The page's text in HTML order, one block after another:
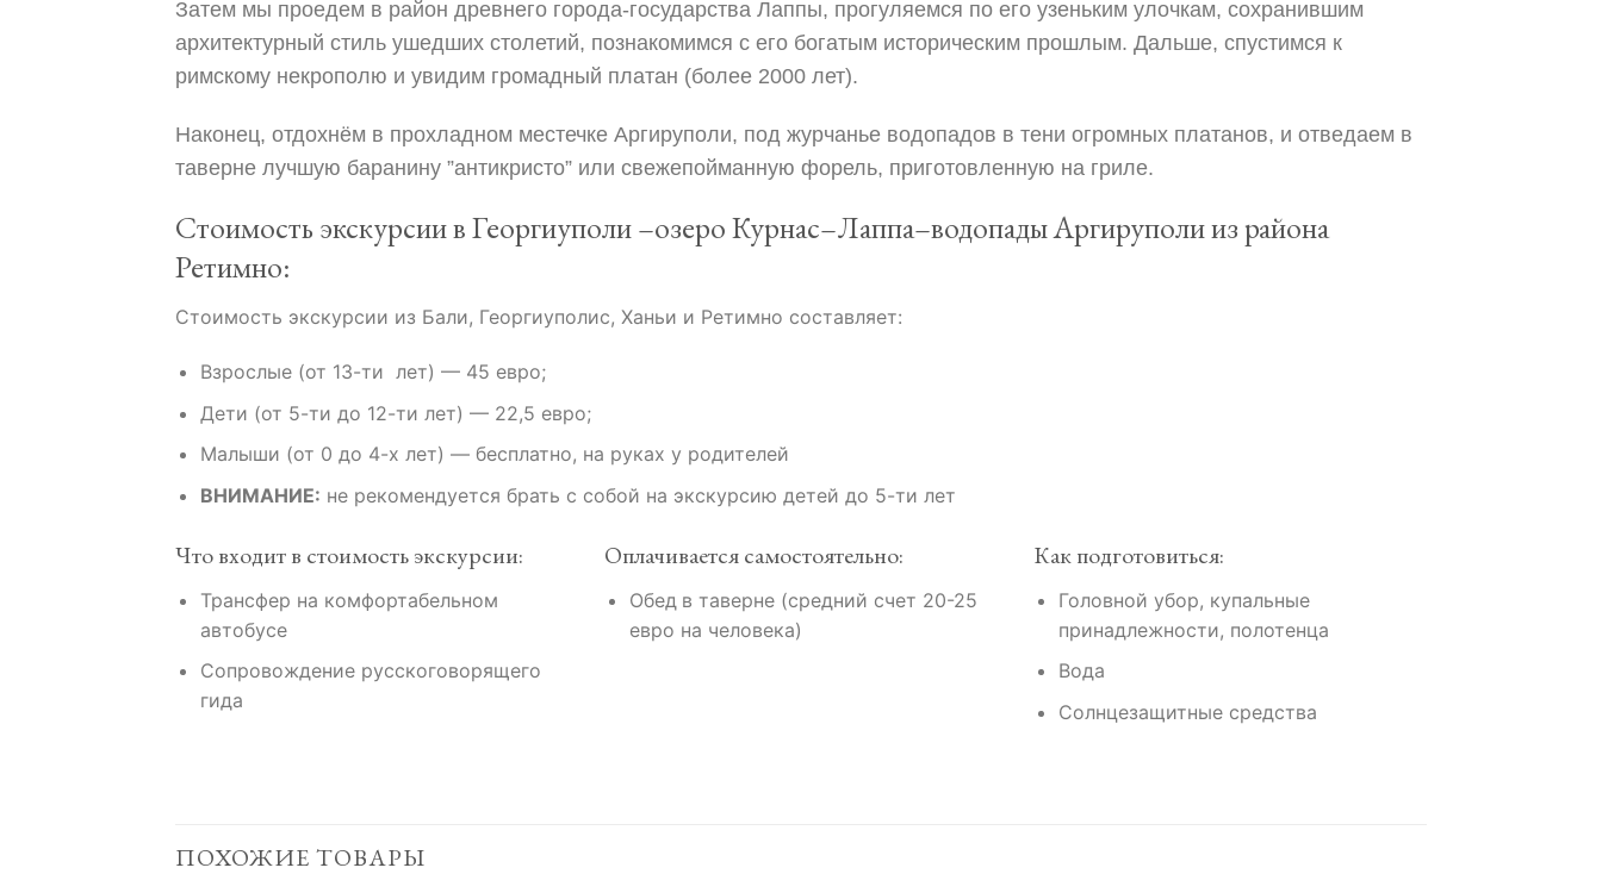
Затем мы проедем в район древнего города-государства Лаппы, прогуляемся по его узеньким улочкам, сохранившим
архитектурный стиль ушедших столетий, познакомимся с его богатым историческим прошлым. Дальше, спустимся к
римскому некрополю и увидим громадный платан (более 2000 лет).
Наконец, отдохнём в прохладном местечке Аргируполи, под журчанье водопадов в тени огромных платанов, и отведаем в
таверне лучшую баранину ”антикристо” или свежепойманную форель, приготовленную на гриле.
Стоимость экскурсии в Георгиуполи –озеро Курнас–Лаппа–водопады Аргируполи из района
Ретимно:
Стоимость экскурсии из Бали, Георгиуполис, Ханьи и Ретимно составляет:
Взрослые (от 13-ти лет) — 45 евро;
Дети (от 5-ти до 12-ти лет) — 22,5 евро;
Малыши (от 0 до 4-х лет) — бесплатно, на руках у родителей
ВНИМАНИЕ: не рекомендуется брать с собой на экскурсию детей до 5-ти лет
Что входит в стоимость экскурсии:
Трансфер на комфортабельном
автобусе
Сопровождение русскоговорящего
гида
Оплачивается самостоятельно:
Обед в таверне (средний счет 20-25
евро на человека)
Как подготовиться:
Головной убор, купальные
принадлежности, полотенца
Вода
Солнцезащитные средства
ПОХОЖИЕ ТОВАРЫ